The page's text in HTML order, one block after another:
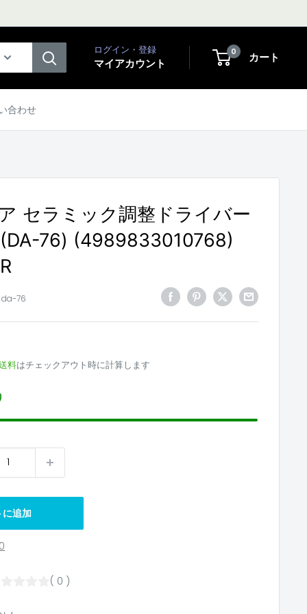
ログイン・登録
マイアカウント
0 カート
合わせ
セラミック調整ドライバー
76) (4989833010768)
da-76
料はチェックアウト時に計算します
追加
( 0 )